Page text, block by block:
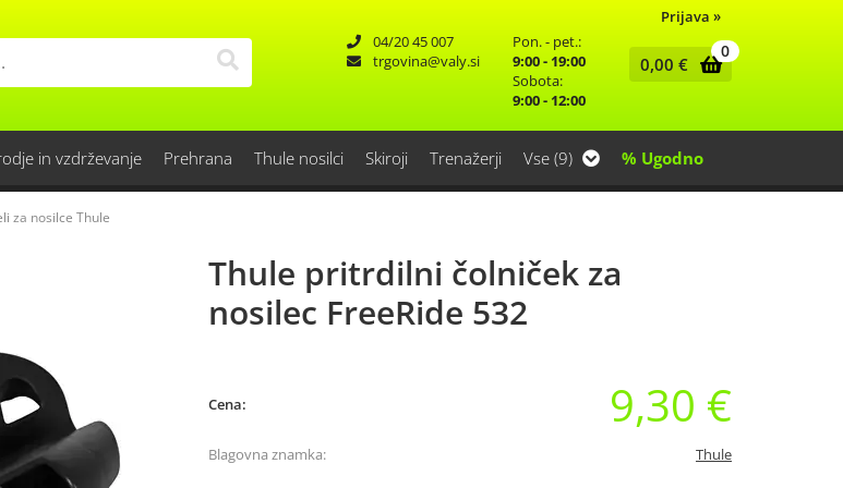
Prijava »
04/20 45 007
trgovina
valy.si
Pon. - pet.:
9:00 - 19:00
Sobota:
9:00 - 12:00
0
0,00 €
in vzdrževanje Prehrana Thule nosilci Skiroji Trenažerji Vse (9) % Ugodno
za nosilce Thule
Thule pritrdilni čolniček za
nosilec FreeRide 532
Cena: 9,30 €
Blagovna znamka: Thule